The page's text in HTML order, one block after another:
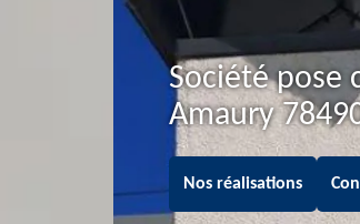
Société pose
Amaury
Nos réalisations